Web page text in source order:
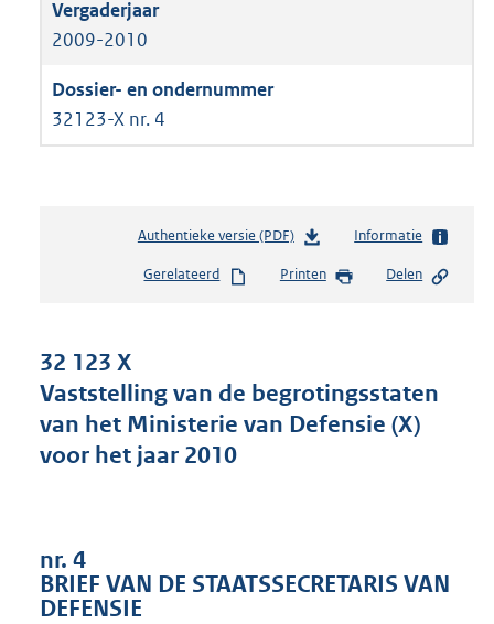
2009-2010
32123-X nr. 4
Authentieke versie (PDF)b
s
s
g
:
Informatie
Gerelateerd Printen Delen
32 123 X
Vaststelling van de begrotingsstaten
van het Ministerie van Defensie (X)
voor het jaar 2010
nr. 4
BRIEF VAN DE STAATSSECRETARIS VAN
DEFENSIE